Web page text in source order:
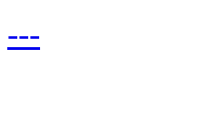
---